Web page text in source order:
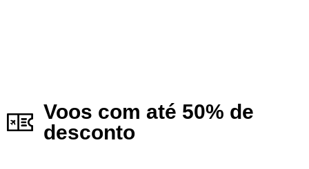
Voos com até 50% de
desconto